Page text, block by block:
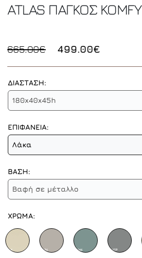
ATLAS ΠΑΓΚΟΣ KOMFY
665.00€ 499.00€
ΔΙΑΣΤΑΣΗ:
180x40x45h
ΕΠΙΦΑΝΕΙΑ:
Λάκα
ΒΑΣΗ:
Βαφή σε μέταλλο
ΧΡΩΜΑ: